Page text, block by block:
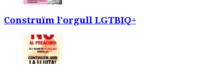
Construïm l’orgull LGTBIQ+